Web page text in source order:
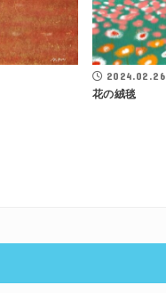
2024.02.26
花の絨毯